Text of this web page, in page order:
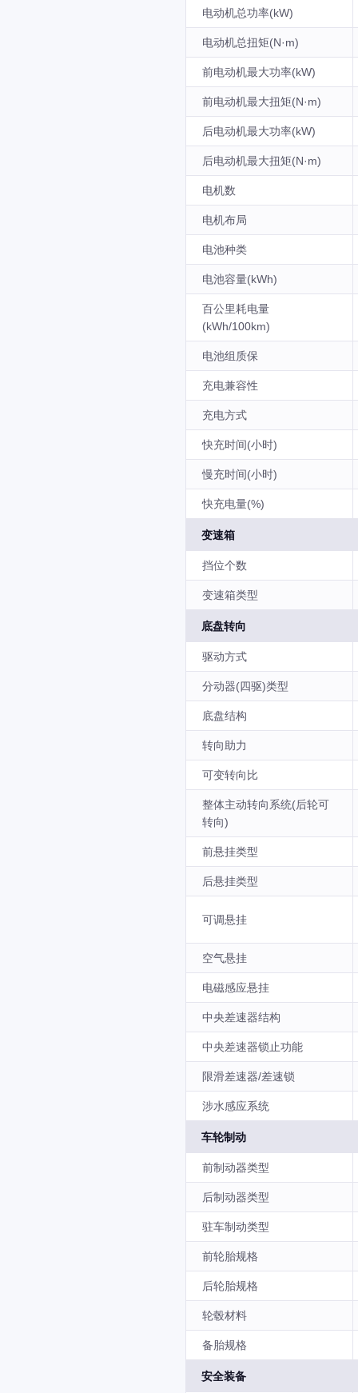
电动机总功率(kW)
电动机总扭矩(N·m)
前电动机最大功率(kW)
前电动机最大扭矩(N·m)
后电动机最大功率(kW)
后电动机最大扭矩(N·m)
电机数
电机布局
电池种类
电池容量(kWh)
百公里耗电量
(kWh/100km)
电池组质保
充电兼容性
充电方式
快充时间(小时)
慢充时间(小时)
快充电量(%)
变速箱
挡位个数
变速箱类型
底盘转向
驱动方式
分动器(四驱)类型
底盘结构
转向助力
可变转向比
整体主动转向系统(后轮可
转向)
前悬挂类型
后悬挂类型
可调悬挂
空气悬挂
电磁感应悬挂
中央差速器结构
中央差速器锁止功能
限滑差速器/差速锁
涉水感应系统
车轮制动
前制动器类型
后制动器类型
驻车制动类型
前轮胎规格
后轮胎规格
轮毂材料
备胎规格
安全装备